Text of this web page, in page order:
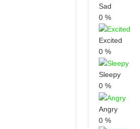
Sad
0%
Excited
0%
Sleepy
0%
Angry
0%